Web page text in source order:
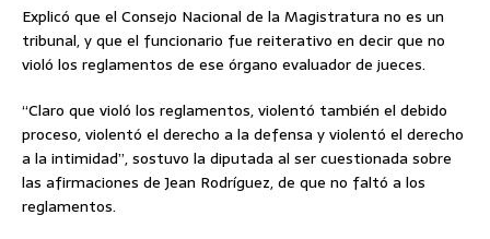
Explicó que el Consejo Nacional de la Magistratura no es un
tribunal, y que el funcionario fue reiterativo en decir que no
violó los reglamentos de ese órgano evaluador de jueces.
“Claro que violó los reglamentos, violentó también el debido
proceso, violentó el derecho a la defensa y violentó el derecho
a la intimidad”, sostuvo la diputada al ser cuestionada sobre
las afirmaciones de Jean Rodríguez, de que no faltó a los
reglamentos.